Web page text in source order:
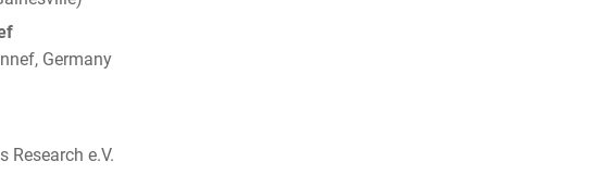
Germany
Research e.V.